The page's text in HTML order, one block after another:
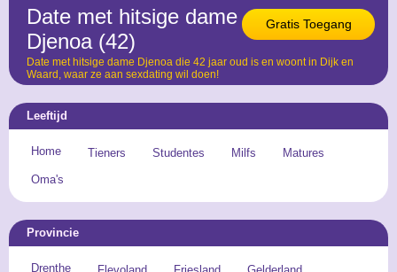
Gratis Toegang
Date met hitsige dame
Djenoa (42)
Date met hitsige dame Djenoa die 42 jaar oud is en woont in Dijk en
Waard, waar ze aan sexdating wil doen!
Leeftijd
Home Tieners Studentes Milfs
Matures
Oma's
Provincie
Drenthe